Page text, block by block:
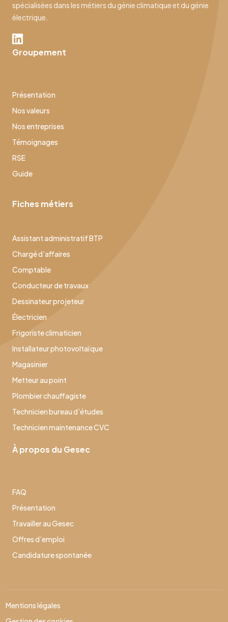
spécialisées dans les métiers du génie climatique et du génie
électrique.
Groupement
Présentation
Nos valeurs
Nos entreprises
Témoignages
RSE
Guide
Fiches métiers
Assistant administratif BTP
Chargé d’affaires
Comptable
Conducteur de travaux
Dessinateur projeteur
Électricien
Frigoriste climaticien
Installateur photovoltaïque
Magasinier
Metteur au point
Plombier chauffagiste
Technicien bureau d’études
Technicien maintenance CVC
À propos du Gesec
FAQ
Présentation
Travailler au Gesec
Offres d’emploi
Candidature spontanée
Mentions légales